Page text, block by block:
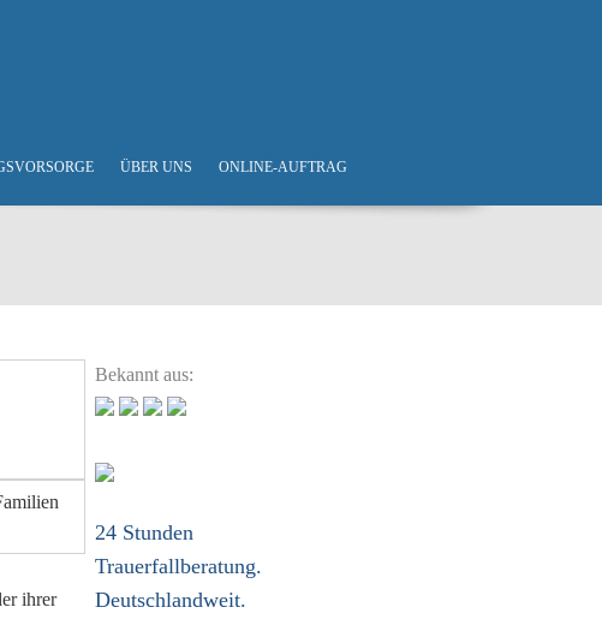
ÜBER UNS ONLINE-AUFTRAG
ihrer
Bekannt aus:
24 Stunden
Trauerfallberatung.
Deutschlandweit.